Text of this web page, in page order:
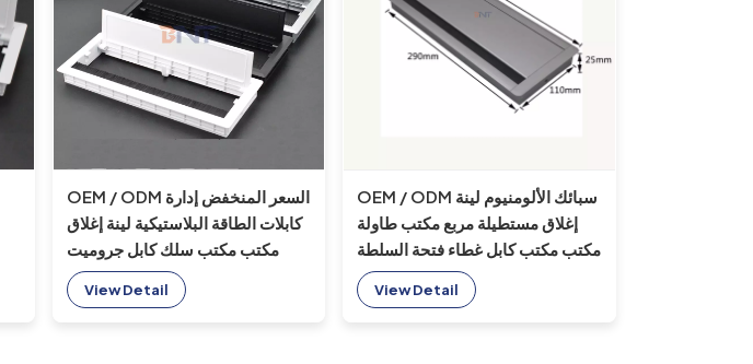
OEM / ODM السعر المنخفض إدارة
كابلات الطاقة البلاستيكية لينة إغلاق
مكتب مكتب سلك كابل جروميت
مربع
View Detail
OEM / ODM سبائك الألومنيوم لينة
إغلاق مستطيلة مربع مكتب طاولة
مكتب مكتب كابل غطاء فتحة السلطة
جروميت
View Detail